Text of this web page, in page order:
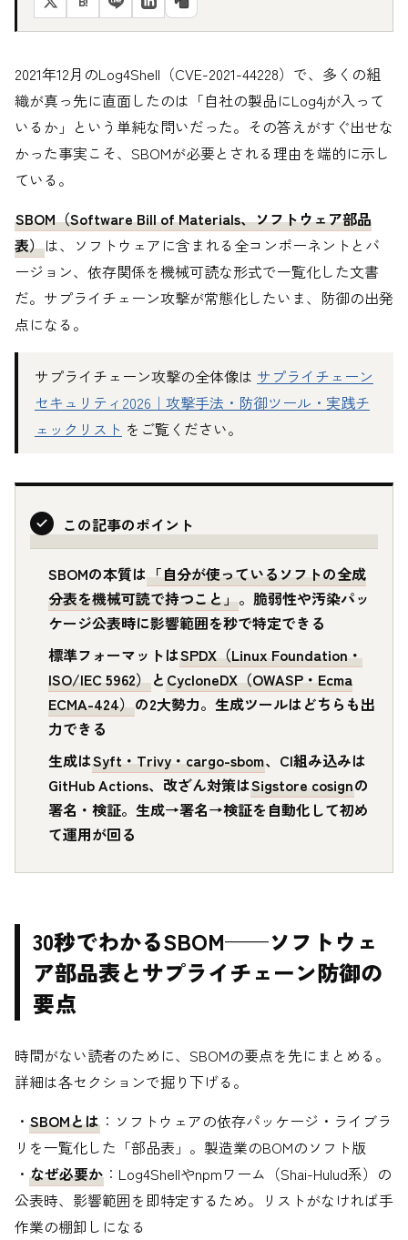
2021年12月のLog4Shell（CVE-2021-44228）で、多くの組
織が真っ先に直面したのは「自社の製品にLog4jが入って
いるか」という単純な問いだった。その答えがすぐ出せな
かった事実こそ、SBOMが必要とされる理由を端的に示し
ている。
SBOM（Software Bill of Materials、ソフトウェア部品
表）は、ソフトウェアに含まれる全コンポーネントとバ
ージョン、依存関係を機械可読な形式で一覧化した文書
だ。サプライチェーン攻撃が常態化したいま、防御の出発
点になる。
サプライチェーン攻撃の全体像は サプライチェーン
セキュリティ2026｜攻撃手法・防御ツール・実践チ
ェックリスト をご覧ください。
この記事のポイント
SBOMの本質は「自分が使っているソフトの全成
分表を機械可読で持つこと」。脆弱性や汚染パッ
ケージ公表時に影響範囲を秒で特定できる
標準フォーマットはSPDX（Linux Foundation・
ISO/IEC 5962）とCycloneDX（OWASP・Ecma
ECMA-424）の2大勢力。生成ツールはどちらも出
力できる
生成はSyft・Trivy・cargo-sbom、CI組み込みは
GitHub Actions、改ざん対策はSigstore cosignの
署名・検証。生成→署名→検証を自動化して初め
て運用が回る
30秒でわかるSBOM——ソフトウェ
ア部品表とサプライチェーン防御の
要点
時間がない読者のために、SBOMの要点を先にまとめる。
詳細は各セクションで掘り下げる。
・ SBOMとは ：ソフトウェアの依存パッケージ・ライブラ
リを一覧化した「部品表」。製造業のBOMのソフト版
・ なぜ必要か ：Log4Shellやnpmワーム（Shai-Hulud系）の
公表時、影響範囲を即特定するため。リストがなければ手
作業の棚卸しになる